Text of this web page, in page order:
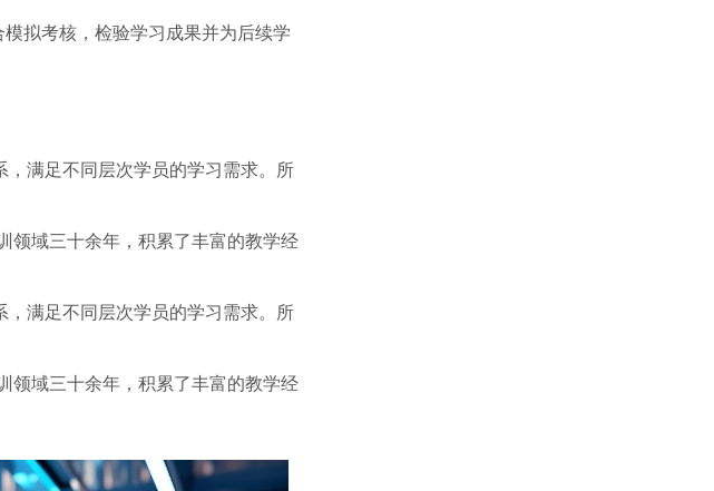
拟考核，检验学习成果并为后续学
满足不同层次学员的学习需求。所
领域三十余年，积累了丰富的教学经
满足不同层次学员的学习需求。所
领域三十余年，积累了丰富的教学经